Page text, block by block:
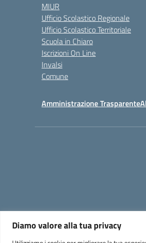
Diamo valore alla tua privacy
MIUR
Ufficio Scolastico Regionale
Ufficio Scolastico Territoriale
Scuola in Chiaro
Iscrizioni On Line
Invalsi
Comune
Amministrazione Trasparente